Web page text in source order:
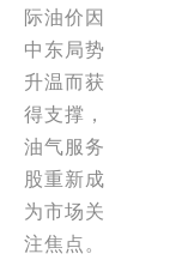
际油价因
中东局势
升温而获
得支撑，
油气服务
股重新成
为市场关
注焦点。